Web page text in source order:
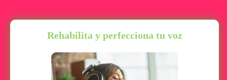
Rehabilita y perfecciona tu voz